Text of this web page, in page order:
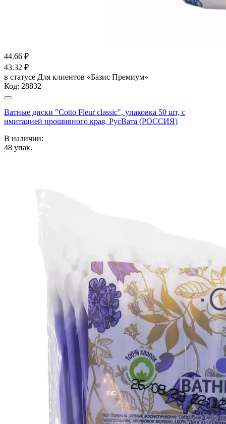
44.66 ₽
43.32 ₽
в статусе Для клиентов «Базис Премиум»
Код: 28832
Ватные диски "Cotto Fleur classic", упаковка 50 шт, с
имитацией прошивного края, РусВата (РОССИЯ)
В наличии:
48 упак.